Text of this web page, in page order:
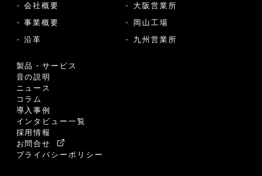
- 会社概要
- 事業概要
- 沿革
製品・サービス
音の説明
ニュース
コラム
導入事例
インタビュー一覧
採用情報
お問合せ
プライバシーポリシー
- 大阪営業所
- 岡山工場
- 九州営業所